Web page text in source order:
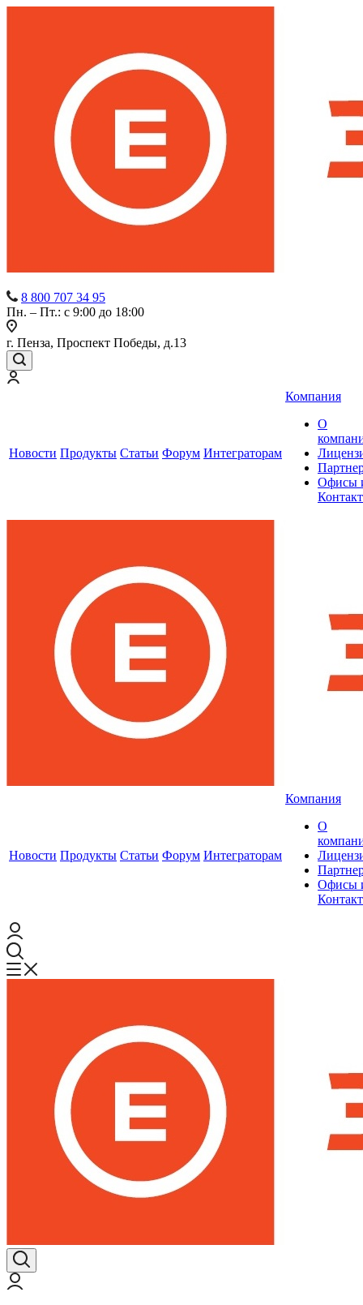
8 800 707 34 95
Пн. – Пт.: с 9:00 до 18:00
г. Пенза, Проспект Победы, д.13
Новости Продукты Статьи Форум Интеграторам
Компания
О
Офисы
Новости Продукты Статьи Форум Интеграторам
Компания
О
Офисы